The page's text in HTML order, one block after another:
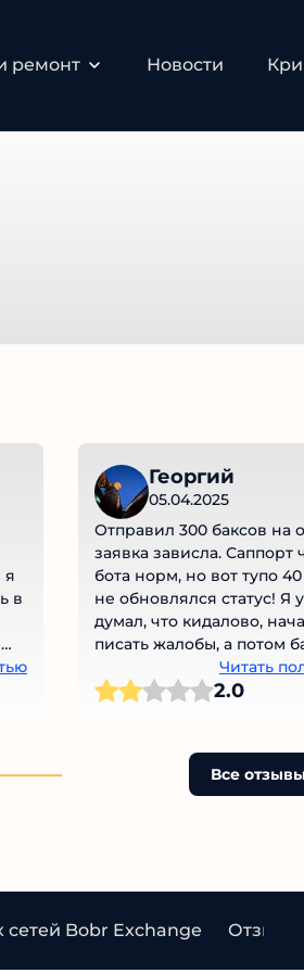
ремонт Новости
в
Георгий
05.04.2025
Отправил 300 баксов на
заявка зависла. Саппорт
бота норм, но вот тупо 40
не обновлялся статус! Я
думал, что кидалово,
писать жалобы, а потом
пришли деньги! 😅
выжгло, как после маржи
сидишь, как на скам-
Читать
2.0
Все отзывы
Bobr Exchange Отзывы